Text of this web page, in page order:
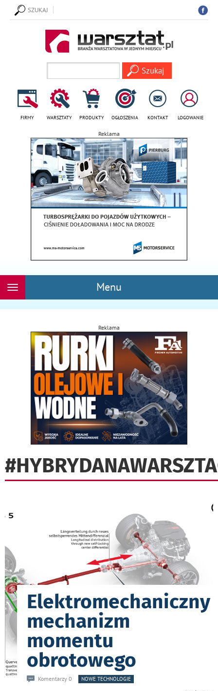
SZUKAJ
FIRMY WARSZTATY PRODUKTY OGŁOSZENIA KONTAKT LOGOWANIE
Reklama
Menu
Rozwiń
Reklama
Elektromechaniczny
mechanizm
momentu
obrotowego
Komentarzy 0 NOWE TECHNOLOGIE